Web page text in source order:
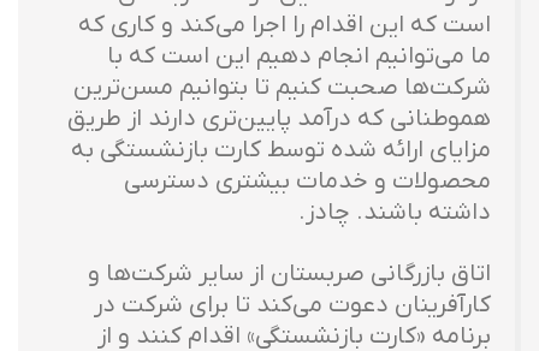
است که این اقدام را اجرا می‌کند و کاری که
ما می‌توانیم انجام دهیم این است که با
شرکت‌ها صحبت کنیم تا بتوانیم مسن‌ترین
هموطنانی که درآمد پایین‌تری دارند از طریق
مزایای ارائه شده توسط کارت بازنشستگی به
محصولات و خدمات بیشتری دسترسی
داشته باشند. چادز.
اتاق بازرگانی صربستان از سایر شرکت‌ها و
کارآفرینان دعوت می‌کند تا برای شرکت در
برنامه «کارت بازنشستگی» اقدام کنند و از